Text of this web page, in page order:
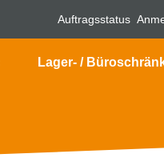
Auftragsstatus
Lager- /